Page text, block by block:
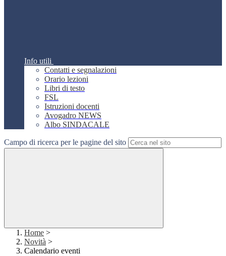
Info utili
Contatti e segnalazioni
Orario lezioni
Libri di testo
FSL
Istruzioni docenti
Avogadro NEWS
Albo SINDACALE
Campo di ricerca per le pagine del sito
Home >
Novità >
Calendario eventi